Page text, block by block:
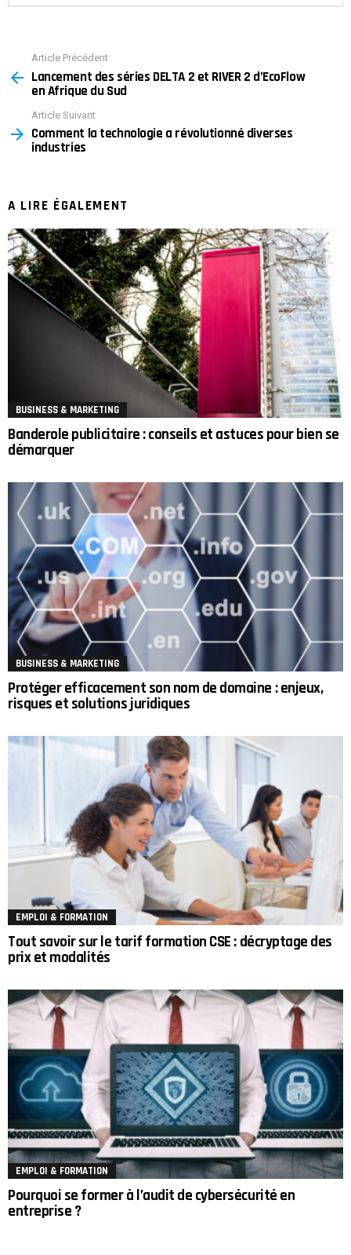
more
Article Précédent
Lancement des séries DELTA 2 et RIVER 2 d’EcoFlow
en Afrique du Sud
Article Suivant
Comment la technologie a révolutionné diverses
industries
A LIRE ÉGALEMENT
BUSINESS & MARKETING
Banderole publicitaire : conseils et astuces pour bien se
démarquer
BUSINESS & MARKETING
Protéger efficacement son nom de domaine : enjeux,
risques et solutions juridiques
EMPLOI & FORMATION
Tout savoir sur le tarif formation CSE : décryptage des
prix et modalités
EMPLOI & FORMATION
Pourquoi se former à l’audit de cybersécurité en
entreprise ?